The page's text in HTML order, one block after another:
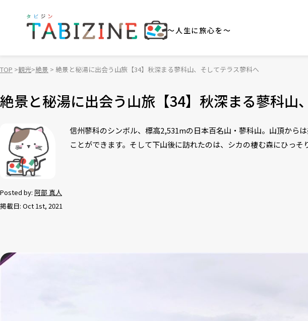
～人生に旅心を～
TOP 観光 絶景 絶景と秘湯に出会う山旅【34】秋深まる蓼科山、そしてテラス蓼科へ
絶景と秘湯に出会う山旅【34】秋深まる蓼科山
Posted by: 阿部 真人
掲載日: Oct 1st, 2021
信州蓼科のシンボル、標高2,531mの日本百名山・蓼科山。山頂から
ことができます。そして下山後に訪れたのは、シカの棲む森にひっ